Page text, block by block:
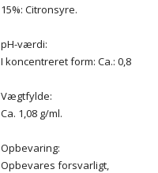
15%: Citronsyre.
pH-værdi:
I koncentreret form: Ca.: 0,8
Vægtfylde:
Ca. 1,08 g/ml.
Opbevaring:
Opbevares forsvarligt,